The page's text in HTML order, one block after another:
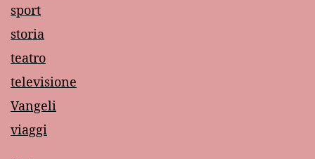
sport
storia
teatro
televisione
Vangeli
viaggi